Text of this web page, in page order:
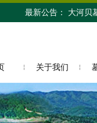
公告： 大河贝墓园欢迎
关于我们